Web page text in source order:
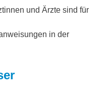
und Ärzte sind für
in der